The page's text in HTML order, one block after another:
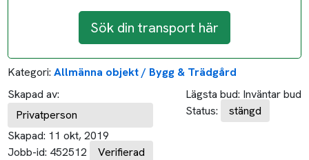
Sök din transport här
Kategori: Allmänna objekt / Bygg & Trädgård
Skapad av:
Privatperson
Skapad: 11 okt, 2019
Jobb-id: 452512 Verifierad
Lägsta bud: Inväntar bud
Status:
stängd